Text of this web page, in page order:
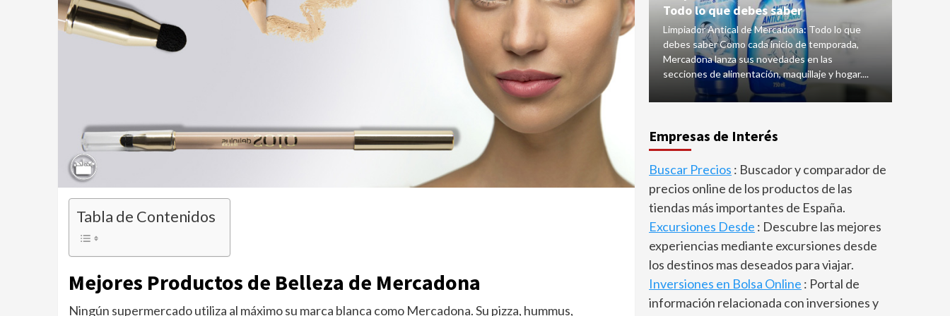
Tabla de Contenidos
Mejores Productos de Belleza de Mercadona
Ningún supermercado utiliza al máximo su marca blanca como Mercadona. Su pizza, hummus,
Muebles Cocina Conforama: Mueble microondas
FACTORY, Mesa SOFÍA, sillas COMET, Armario
de cocina TANGO ¿Buscas renovar tu cocina?
Pues presta especial atención a esta
información. Conforama mantiene...
Todo lo que debes saber
Limpiador Antical de Mercadona: Todo lo que
debes saber Como cada inicio de temporada,
Mercadona lanza sus novedades en las
secciones de alimentación, maquillaje y hogar....
Empresas de Interés
Buscar Precios : Buscador y comparador de
precios online de los productos de las
tiendas más importantes de España.
Excursiones Desde : Descubre las mejores
experiencias mediante excursiones desde
los destinos mas deseados para viajar.
Inversiones en Bolsa Online : Portal de
información relacionada con inversiones y